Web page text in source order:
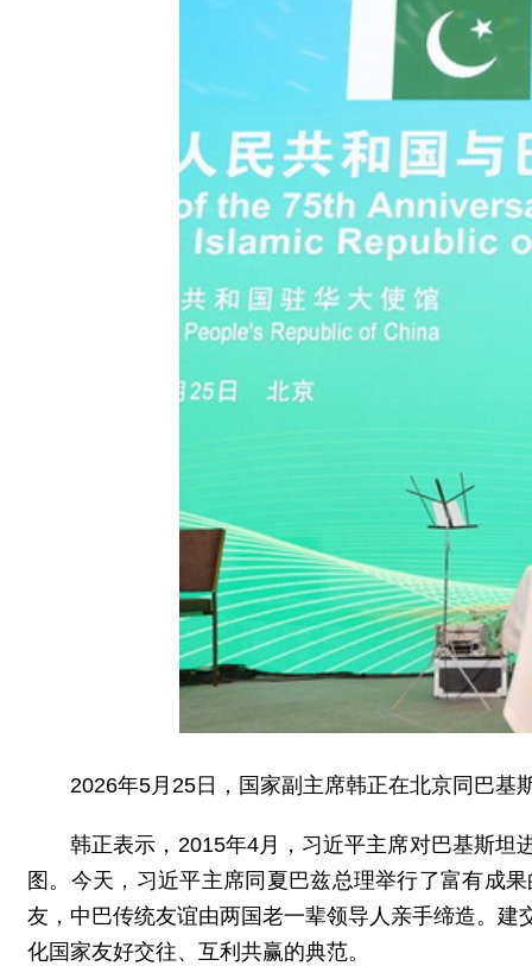
2026年5月25日，国家副主席韩正在北京同巴基
韩正表示，2015年4月，习近平主席对巴基斯坦
图。今天，习近平主席同夏巴兹总理举行了富有成
友，中巴传统友谊由两国老一辈领导人亲手缔造。
化国家友好交往、互利共赢的典范。